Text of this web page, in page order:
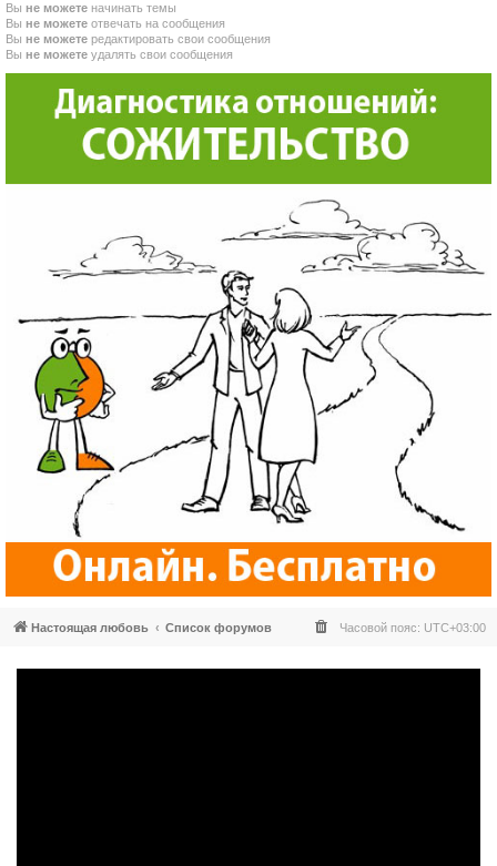
Вы не можете начинать темы
Вы не можете отвечать на сообщения
Вы не можете редактировать свои сообщения
Вы не можете удалять свои сообщения
Настоящая любовь Список форумов Часовой пояс: UTC+03:00